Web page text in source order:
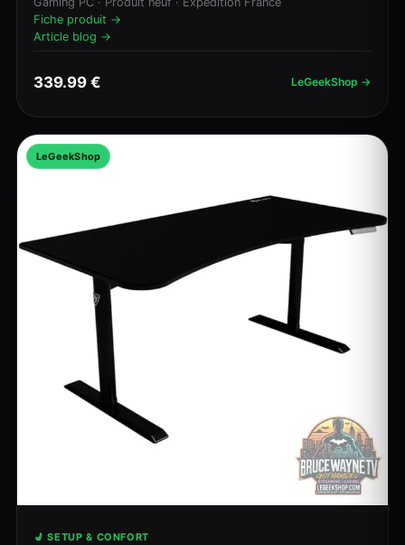
Fiche produit →
Article blog →
339.99 € LeGeekShop →
LeGeekShop
💺 SETUP & CONFORT